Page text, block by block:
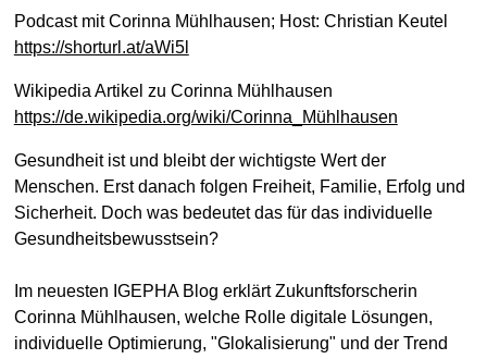
Podcast mit Corinna Mühlhausen; Host: Christian Keutel
https://shorturl.at/aWi5l
Wikipedia Artikel zu Corinna Mühlhausen
https://de.wikipedia.org/wiki/Corinna_Mühlhausen
Gesundheit ist und bleibt der wichtigste Wert der
Menschen. Erst danach folgen Freiheit, Familie, Erfolg und
Sicherheit. Doch was bedeutet das für das individuelle
Gesundheitsbewusstsein?
Im neuesten IGEPHA Blog erklärt Zukunftsforscherin
Corinna Mühlhausen, welche Rolle digitale Lösungen,
individuelle Optimierung, "Glokalisierung" und der Trend